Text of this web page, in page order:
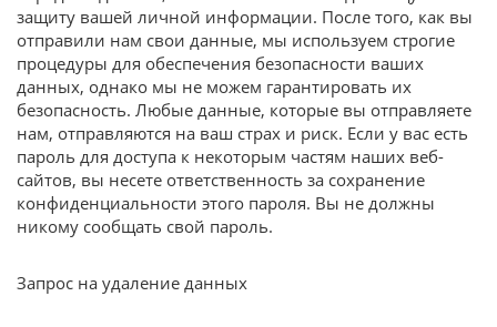
защиту вашей личной информации. После того, как вы
отправили нам свои данные, мы используем строгие
процедуры для обеспечения безопасности ваших
данных, однако мы не можем гарантировать их
безопасность. Любые данные, которые вы отправляете
нам, отправляются на ваш страх и риск. Если у вас есть
пароль для доступа к некоторым частям наших веб-
сайтов, вы несете ответственность за сохранение
конфиденциальности этого пароля. Вы не должны
никому сообщать свой пароль.
Запрос на удаление данных